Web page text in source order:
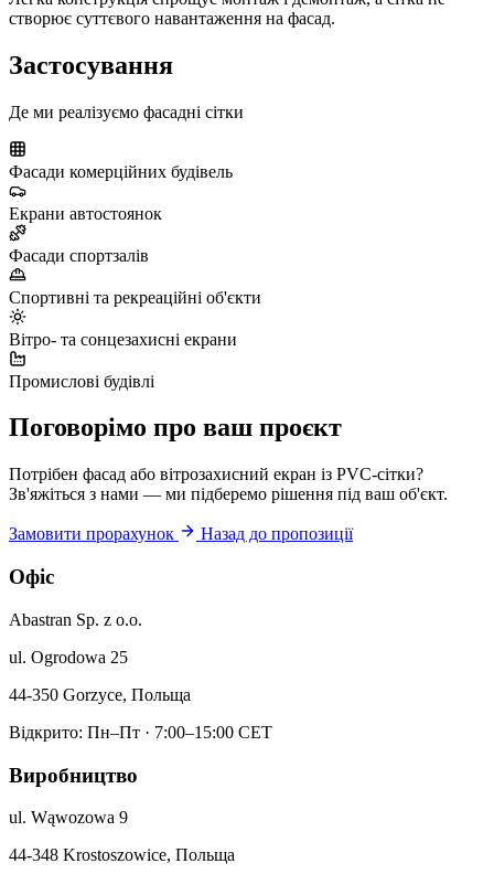
створює суттєвого навантаження на фасад.
Застосування
Де ми реалізуємо фасадні сітки
Фасади комерційних будівель
Екрани автостоянок
Фасади спортзалів
Спортивні та рекреаційні об'єкти
Вітро- та сонцезахисні екрани
Промислові будівлі
Поговорімо про ваш проєкт
Потрібен фасад або вітрозахисний екран із PVC-сітки?
Зв'яжіться з нами — ми підберемо рішення під ваш об'єкт.
Замовити прорахунок Назад до пропозиції
Офіс
Abastran Sp. z o.o.
ul. Ogrodowa 25
44-350 Gorzyce, Польща
Відкрито: Пн–Пт · 7:00–15:00 CET
Виробництво
ul. Wąwozowa 9
44-348 Krostoszowice, Польща